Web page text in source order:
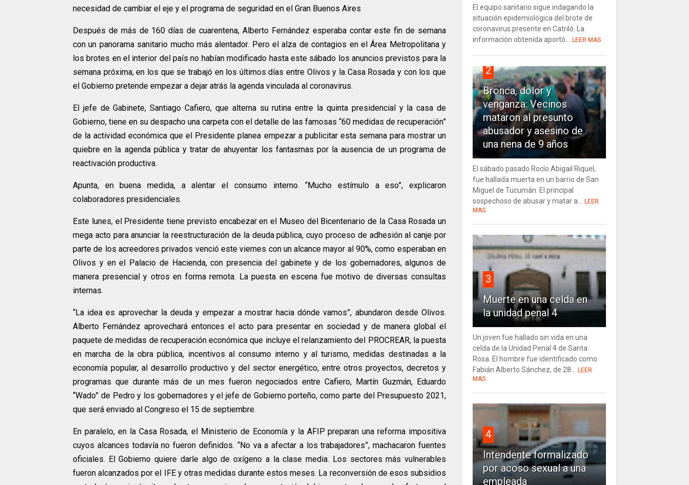
necesidad de cambiar el eje y el programa de seguridad en el Gran Buenos Aires
Después de más de 160 días de cuarentena, Alberto Fernández esperaba contar este fin de semana
con un panorama sanitario mucho más alentador. Pero el alza de contagios en el Área Metropolitana y
los brotes en el interior del país no habían modificado hasta este sábado los anuncios previstos para la
semana próxima, en los que se trabajó en los últimos días entre Olivos y la Casa Rosada y con los que
el Gobierno pretende empezar a dejar atrás la agenda vinculada al coronavirus.
El jefe de Gabinete, Santiago Cafiero, que alterna su rutina entre la quinta presidencial y la casa de
Gobierno, tiene en su despacho una carpeta con el detalle de las famosas “60 medidas de recuperación”
de la actividad económica que el Presidente planea empezar a publicitar esta semana para mostrar un
quiebre en la agenda pública y tratar de ahuyentar los fantasmas por la ausencia de un programa de
reactivación productiva.
Apunta, en buena medida, a alentar el consumo interno. “Mucho estímulo a eso”, explicaron
colaboradores presidenciales.
Este lunes, el Presidente tiene previsto encabezar en el Museo del Bicentenario de la Casa Rosada un
mega acto para anunciar la reestructuración de la deuda pública, cuyo proceso de adhesión al canje por
parte de los acreedores privados venció este viernes con un alcance mayor al 90%, como esperaban en
Olivos y en el Palacio de Hacienda, con presencia del gabinete y de los gobernadores, algunos de
manera presencial y otros en forma remota. La puesta en escena fue motivo de diversas consultas
internas.
“La idea es aprovechar la deuda y empezar a mostrar hacia dónde vamos”, abundaron desde Olivos.
Alberto Fernández aprovechará entonces el acto para presentar en sociedad y de manera global el
paquete de medidas de recuperación económica que incluye el relanzamiento del PROCREAR, la puesta
en marcha de la obra pública, incentivos al consumo interno y al turismo, medidas destinadas a la
economía popular, al desarrollo productivo y del sector energético, entre otros proyectos, decretos y
programas que durante más de un mes fueron negociados entre Cafiero, Martín Guzmán, Eduardo
“Wado” de Pedro y los gobernadores y el jefe de Gobierno porteño, como parte del Presupuesto 2021,
que será enviado al Congreso el 15 de septiembre.
En paralelo, en la Casa Rosada, el Ministerio de Economía y la AFIP preparan una reforma impositiva
cuyos alcances todavía no fueron definidos. “No va a afectar a los trabajadores”, machacaron fuentes
oficiales. El Gobierno quiere darle algo de oxígeno a la clase media. Los sectores más vulnerables
fueron alcanzados por el IFE y otras medidas durante estos meses. La reconversión de esos subsidios
El equipo sanitario sigue indagando la
situación epidemiológica del brote de
coronavirus presente en Catriló. La
información obtenida aportó... LEER MAS
2
Bronca, dolor y
venganza: Vecinos
mataron al presunto
abusador y asesino de
una nena de 9 años
El sábado pasado Rocío Abigail Riquel,
fue hallada muerta en un barrio de San
Miguel de Tucumán. El principal
sospechoso de abusar y matar a... LEER
MAS
3
Muerte en una celda en
la unidad penal 4
Un joven fue hallado sin vida en una
celda de la Unidad Penal 4 de Santa
Rosa. El hombre fue identificado como
Fabián Alberto Sánchez, de 28... LEER
MAS
4
Intendente formalizado
por acoso sexual a una
empleada